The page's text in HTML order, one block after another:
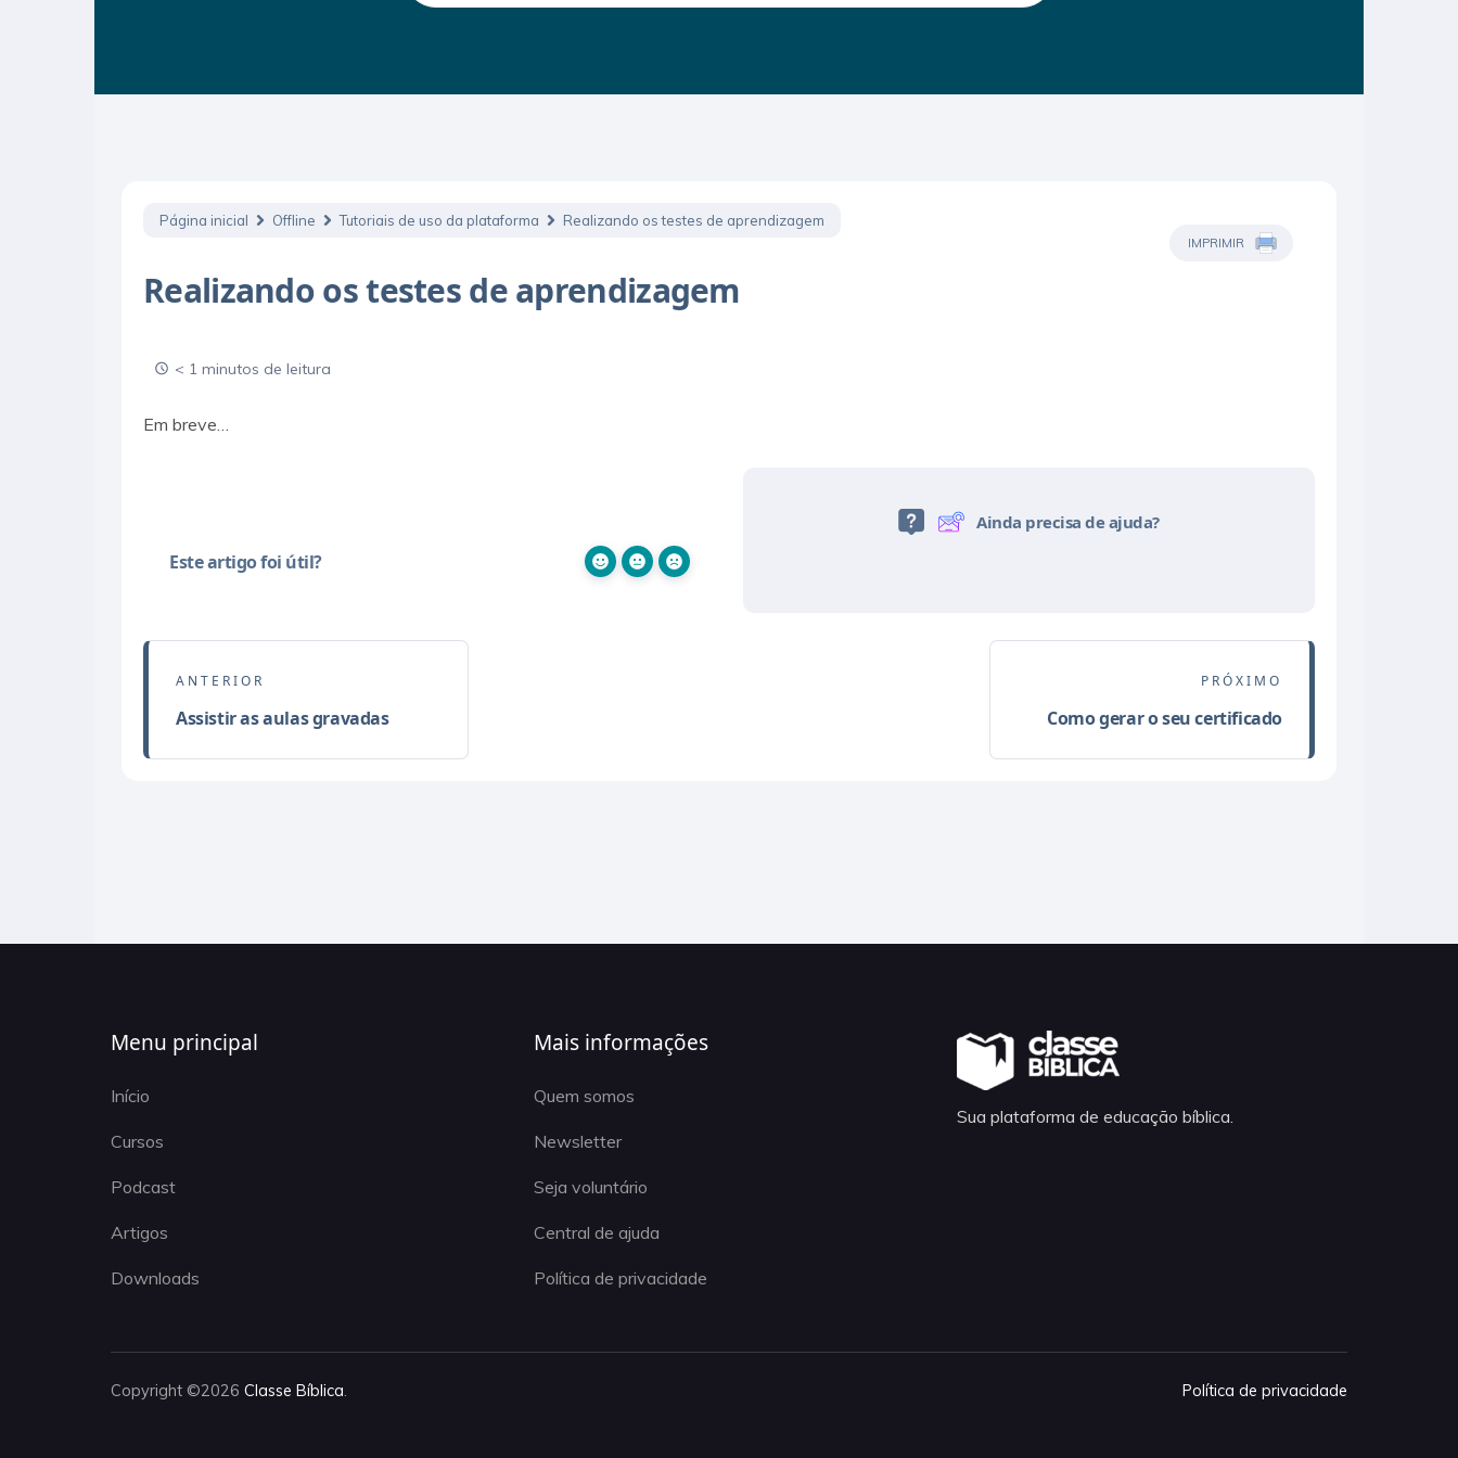
Página inicial Offline Tutoriais de uso da plataforma Realizando os testes de aprendizagem
Realizando os testes de aprendizagem
< 1 minutos de leitura
Em breve…
Este artigo foi útil?
Ainda precisa de ajuda?
Assistir as aulas gravadas Como gerar o seu certificado
Menu principal
Início
Cursos
Podcast
Artigos
Downloads
Mais informações
Quem somos
Newsletter
Seja voluntário
Central de ajuda
Política de privacidade
Sua plataforma de educação bíblica.
Copyright ©2026 Classe Bíblica Política de privacidade